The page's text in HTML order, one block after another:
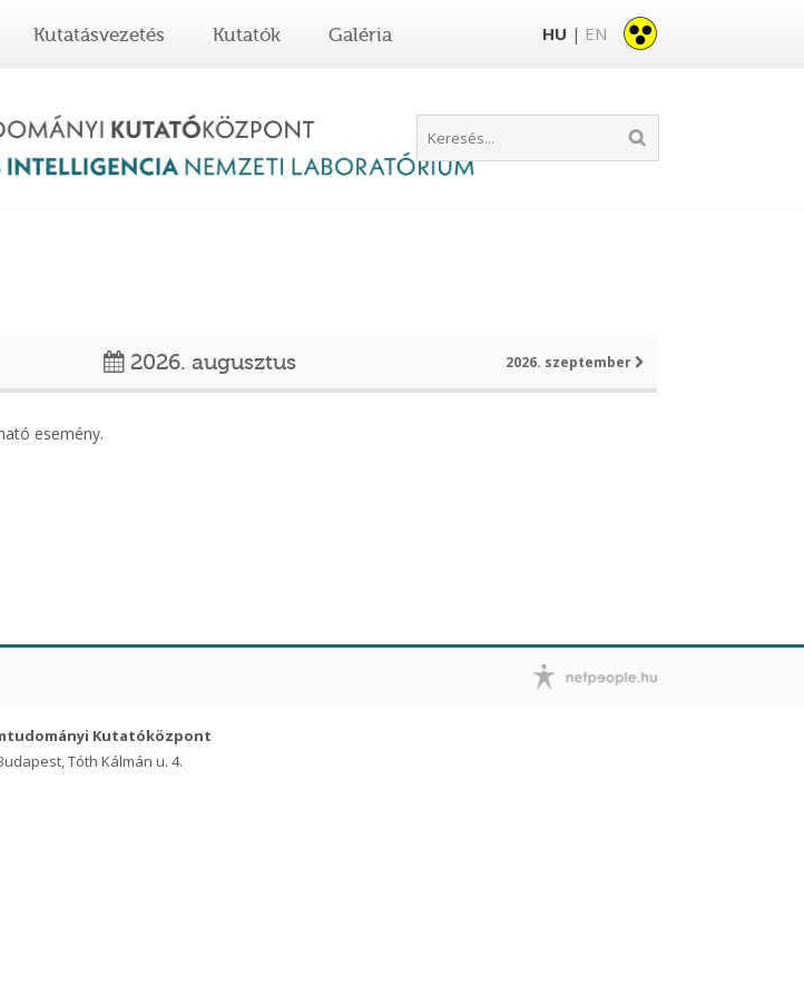
Kutatásvezetés Kutatók Galéria HU | EN
2026. augusztus 2026. szeptember
esemény.
Kutatóközpont
Tóth Kálmán u. 4.